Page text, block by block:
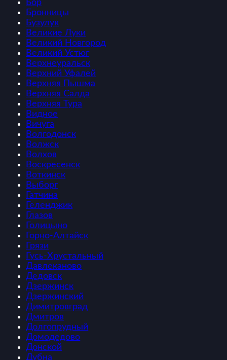
Бор
Бронницы
Бузулук
Великие Луки
Великий Новгород
Великий Устюг
Верхнеуральск
Верхний Уфалей
Верхняя Пышма
Верхняя Салда
Верхняя Тура
Видное
Вичуга
Волгодонск
Волжск
Волхов
Воскресенск
Воткинск
Выборг
Гатчина
Геленджик
Глазов
Голицыно
Горно-Алтайск
Грязи
Гусь-Хрустальный
Давлеканово
Дедовск
Дзержинск
Дзержинский
Димитровград
Дмитров
Долгопрудный
Домодедово
Донской
Дубна